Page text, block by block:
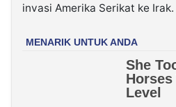
invasi Amerika Serikat ke Irak.